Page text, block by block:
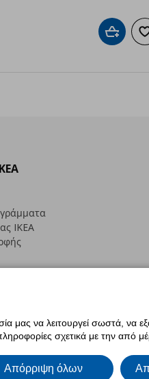
στα αγαπημένα
IKEA
CookiesΔήλωση ψηφιακής
να λειτουργεί σωστά, να
σχετικά με την από
Απόρριψη όλων